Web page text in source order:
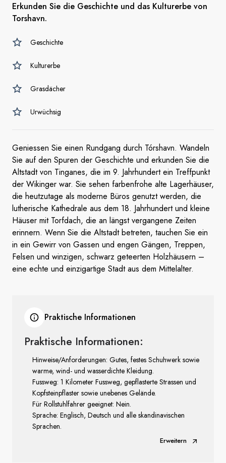
Erkunden Sie die Geschichte und das Kulturerbe von
Torshavn.
Geschichte
Kulturerbe
Grasdächer
Urwüchsig
Geniessen Sie einen Rundgang durch Tórshavn. Wandeln
Sie auf den Spuren der Geschichte und erkunden Sie die
Altstadt von Tinganes, die im 9. Jahrhundert ein Treffpunkt
der Wikinger war. Sie sehen farbenfrohe alte Lagerhäuser,
die heutzutage als moderne Büros genutzt werden, die
lutherische Kathedrale aus dem 18. Jahrhundert und kleine
Häuser mit Torfdach, die an längst vergangene Zeiten
erinnern. Wenn Sie die Altstadt betreten, tauchen Sie ein
in ein Gewirr von Gassen und engen Gängen, Treppen,
Felsen und winzigen, schwarz geteerten Holzhäusern –
eine echte und einzigartige Stadt aus dem Mittelalter.
Praktische Informationen
Praktische Informationen:
Hinweise/Anforderungen: Gutes, festes Schuhwerk sowie
warme, wind- und wasserdichte Kleidung.
Fussweg: 1 Kilometer Fussweg, gepflasterte Strassen und
Kopfsteinpflaster sowie unebenes Gelände.
Für Rollstuhlfahrer geeignet: Nein.
Sprache: Englisch, Deutsch und alle skandinavischen
Sprachen.
Erweitern